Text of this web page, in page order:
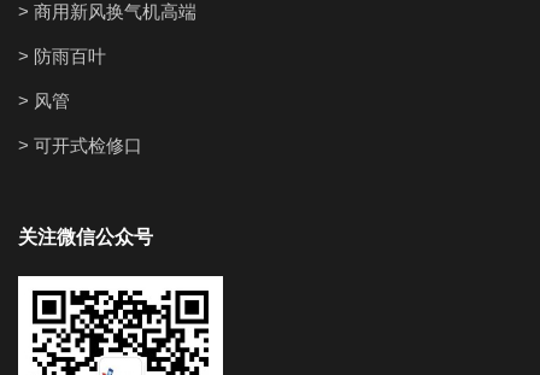
> 商用新风换气机高端
> 防雨百叶
> 风管
> 可开式检修口
关注微信公众号